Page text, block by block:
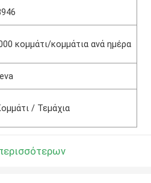
κομμάτι/κομμάτια ανά ημέρα
/ Τεμάχια